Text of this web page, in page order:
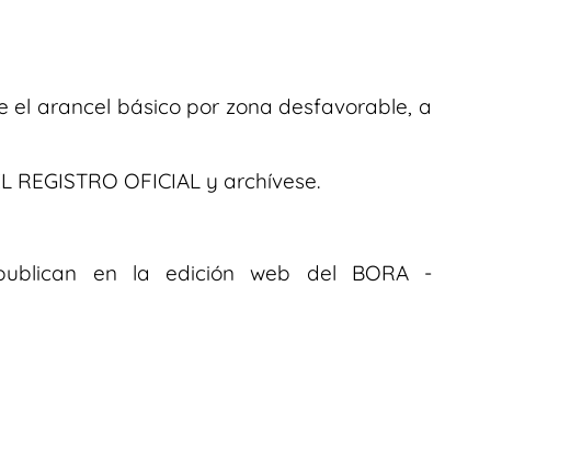
el arancel básico por zona desfavorable, a
REGISTRO OFICIAL y archívese.
en la edición web del BORA -